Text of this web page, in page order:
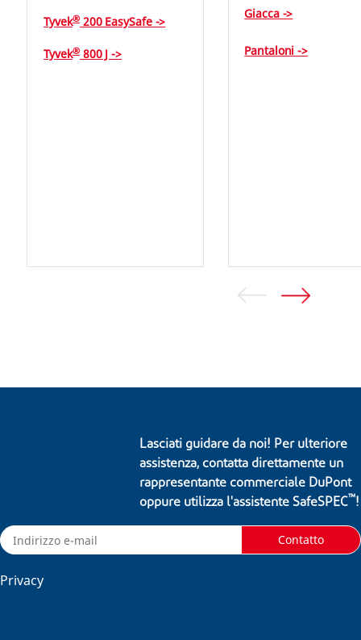
Tyvek®200 EasySafe ->
Tyvek®800 J ->
Giacca ->
Pantaloni ->
Lasciati guidare da noi! Per ulteriore
assistenza, contatta direttamente un
rappresentante commerciale DuPont
oppure utilizza l'assistente SafeSPEC™!
Contatto
Privacy